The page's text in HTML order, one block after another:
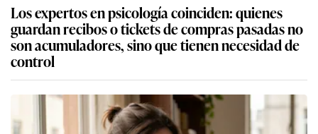
Los expertos en psicología coinciden: quienes
guardan recibos o tickets de compras pasadas no
son acumuladores, sino que tienen necesidad de
control